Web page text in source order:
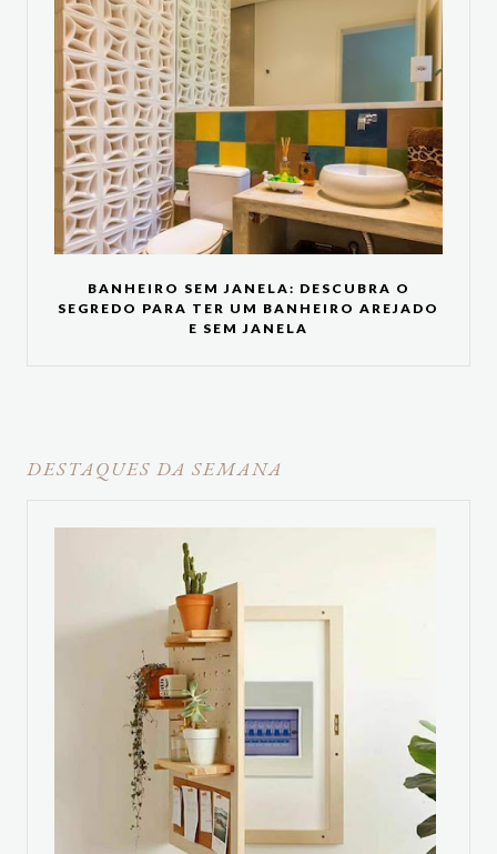
BANHEIRO SEM JANELA: DESCUBRA O
SEGREDO PARA TER UM BANHEIRO AREJADO
E SEM JANELA
DESTAQUES DA SEMANA